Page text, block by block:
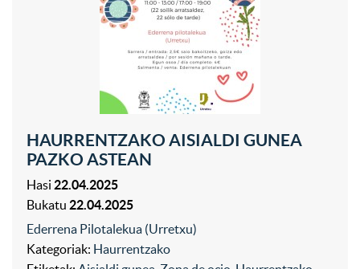
HAURRENTZAKO AISIALDI GUNEA
PAZKO ASTEAN
Hasi 22.04.2025
Bukatu 22.04.2025
Ederrena Pilotalekua (Urretxu)
Kategoriak: Haurrentzako